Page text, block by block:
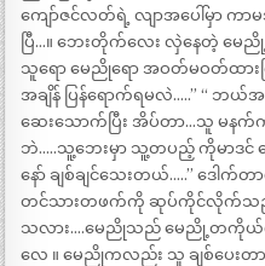
ကျော်ဇင်လတ်ရဲ့ လျာအပေါ်မှာ က
ပြီ…။ ဘေးတိုက်လေး လှဲနေတဲ့ မ
သူရော မေညိုရော အဝတ်မဝတ်ထား
အချိန် ပြန်ရောက်ရမလဲ…..” “ ဘယ်
ဆေးသောက်ပြီး အိပ်တာ…သူ မနက်
ဘဲ…..သူ့ဘေးမှာ သူ့တပည့် ကိုမာဒင်
နော် ချစ်ချင်သေးတယ်…..” ဒေါ
တင်သားတဖက်ကို ဆုပ်ကိုင်လိုက်သည် ။ ခ
သလား….မေညိုသည် မေညို့တကို
လေ ။ မေညိုကလည်း သူ ချစ်ပေးတ